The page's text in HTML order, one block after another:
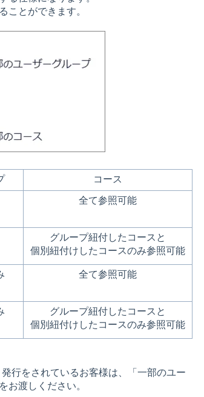
とができます。
コース
全て参照可能
グループ紐付したコースと
個別紐付けしたコースのみ参照可能
全て参照可能
グループ紐付したコースと
個別紐付けしたコースのみ参照可能
行をされているお客様は、「一部のユー
渡しください。